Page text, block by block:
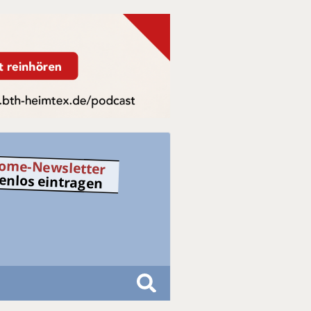
Newsletter
eintragen
S